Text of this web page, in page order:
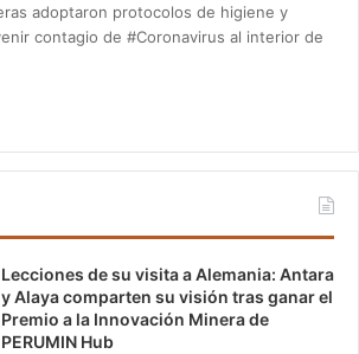
adoptaron protocolos de higiene y
contagio de #Coronavirus al interior de
Lecciones de su visita a Alemania: Antara
y Alaya comparten su visión tras ganar el
Premio a la Innovación Minera de
PERUMIN Hub